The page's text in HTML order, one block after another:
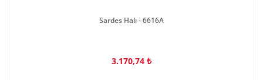
Sardes Halı - 6616A
3.170,74 ₺